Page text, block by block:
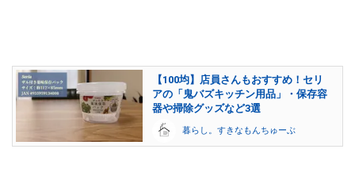
【100均】店員さんもおすすめ！セリ
アの「鬼バズキッチン用品」・保存容
器や掃除グッズなど3選
暮らし。すきなもんちゅーぶ